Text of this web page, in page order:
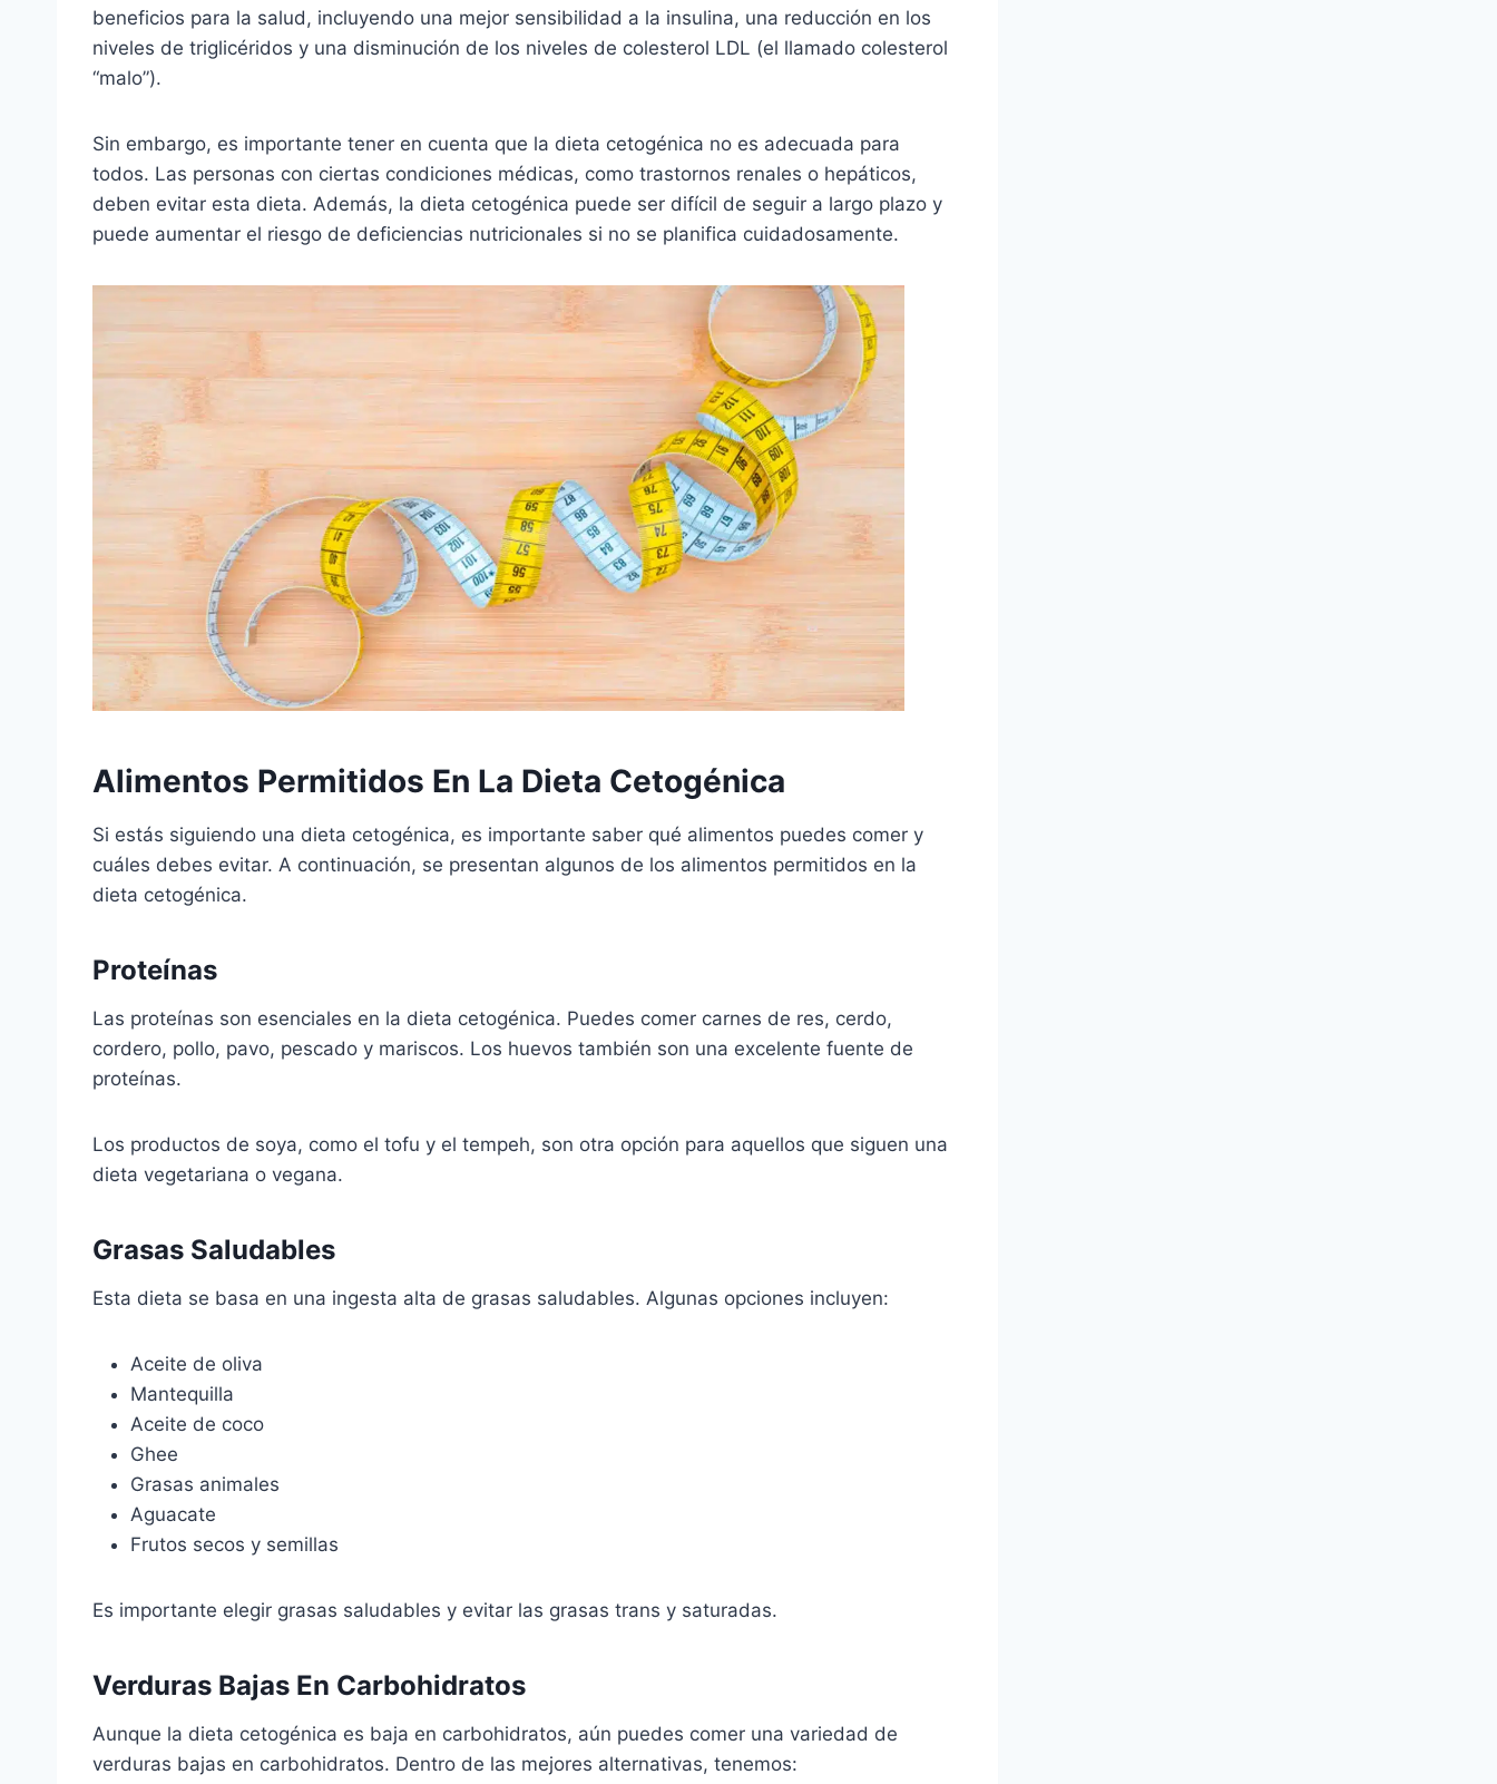
beneficios para la salud, incluyendo una mejor sensibilidad a la insulina, una reducción en los
niveles de triglicéridos y una disminución de los niveles de colesterol LDL (el llamado colesterol
“malo”).
Sin embargo, es importante tener en cuenta que la dieta cetogénica no es adecuada para
todos. Las personas con ciertas condiciones médicas, como trastornos renales o hepáticos,
deben evitar esta dieta. Además, la dieta cetogénica puede ser difícil de seguir a largo plazo y
puede aumentar el riesgo de deficiencias nutricionales si no se planifica cuidadosamente.
Alimentos Permitidos En La Dieta Cetogénica
Si estás siguiendo una dieta cetogénica, es importante saber qué alimentos puedes comer y
cuáles debes evitar. A continuación, se presentan algunos de los alimentos permitidos en la
dieta cetogénica.
Proteínas
Las proteínas son esenciales en la dieta cetogénica. Puedes comer carnes de res, cerdo,
cordero, pollo, pavo, pescado y mariscos. Los huevos también son una excelente fuente de
proteínas.
Los productos de soya, como el tofu y el tempeh, son otra opción para aquellos que siguen una
dieta vegetariana o vegana.
Grasas Saludables
Esta dieta se basa en una ingesta alta de grasas saludables. Algunas opciones incluyen:
Aceite de oliva
Mantequilla
Aceite de coco
Ghee
Grasas animales
Aguacate
Frutos secos y semillas
Es importante elegir grasas saludables y evitar las grasas trans y saturadas.
Verduras Bajas En Carbohidratos
Aunque la dieta cetogénica es baja en carbohidratos, aún puedes comer una variedad de
verduras bajas en carbohidratos. Dentro de las mejores alternativas, tenemos: